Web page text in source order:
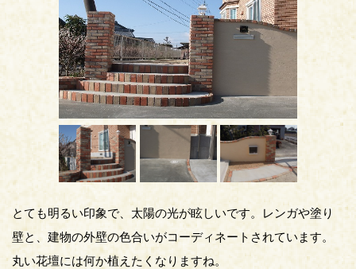
とても明るい印象で、太陽の光が眩しいです。レンガや塗り
壁と、建物の外壁の色合いがコーディネートされています。
丸い花壇には何か植えたくなりますね。